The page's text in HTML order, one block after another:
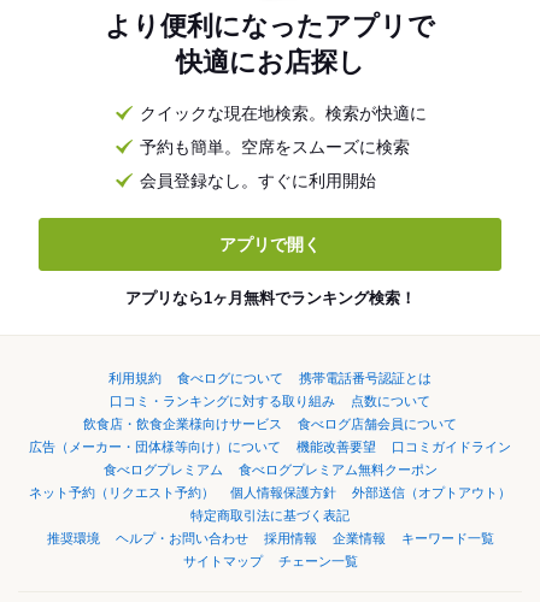
より便利になったアプリで
快適にお店探し
クイックな現在地検索。検索が快適に
予約も簡単。空席をスムーズに検索
会員登録なし。すぐに利用開始
アプリで開く
アプリなら1ヶ月無料でランキング検索！
利用規約 食べログについて
携帯電話番号認証とは
口コミ・ランキングに対する取り組み
点数について
飲食店・飲食企業様向けサービス
食べログ店舗会員について
広告（メーカー・団体様等向け）について
機能改善要望
口コミガイドライン
食べログプレミアム
食べログプレミアム無料クーポン
ネット予約（リクエスト予約）
個人情報保護方針
外部送信（オプトアウト）
特定商取引法に基づく表記
推奨環境
ヘルプ・お問い合わせ 採用情報 企業情報
キーワード一覧
サイトマップ
チェーン一覧